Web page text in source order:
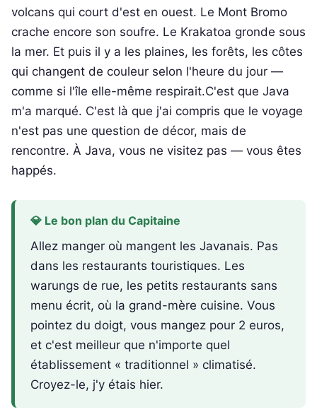
volcans qui court d'est en ouest. Le Mont Bromo
crache encore son soufre. Le Krakatoa gronde sous
la mer. Et puis il y a les plaines, les forêts, les côtes
qui changent de couleur selon l'heure du jour —
comme si l'île elle-même respirait.C'est que Java
m'a marqué. C'est là que j'ai compris que le voyage
n'est pas une question de décor, mais de
rencontre. À Java, vous ne visitez pas — vous êtes
happés.
💎 Le bon plan du Capitaine
Allez manger où mangent les Javanais. Pas
dans les restaurants touristiques. Les
warungs de rue, les petits restaurants sans
menu écrit, où la grand-mère cuisine. Vous
pointez du doigt, vous mangez pour 2 euros,
et c'est meilleur que n'importe quel
établissement « traditionnel » climatisé.
Croyez-le, j'y étais hier.